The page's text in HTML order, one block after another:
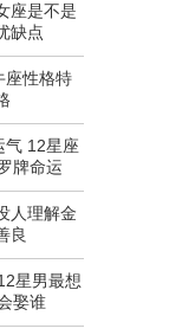
座是不是
缺点
座性格特
气 12星座
牌命运
人理解金
良
星男最想
娶谁